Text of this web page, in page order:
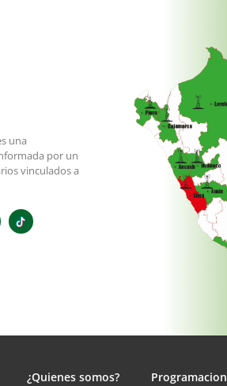
una
por un
vinculados a
¿Quienes somos? Programacion